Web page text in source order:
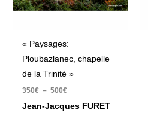
« Paysages:
Ploubazlanec, chapelle
de la Trinité »
350€ – 500€
Jean-Jacques FURET